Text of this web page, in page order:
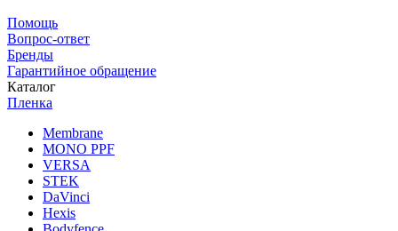
Помощь
Вопрос-ответ
Бренды
Гарантийное обращение
Каталог
Пленка
Membrane
MONO PPF
VERSA
STEK
DaVinci
Hexis